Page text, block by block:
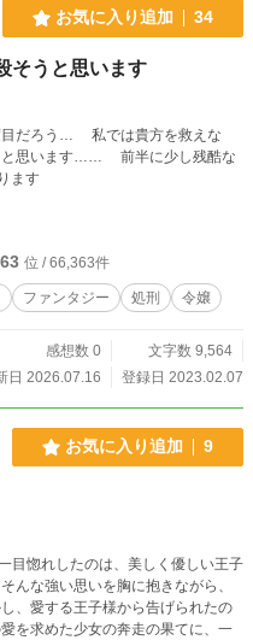
お気に入り追加 34
そうと思います
ます
位 / 66,363件
ファンタジー 処刑 令嬢
感想数 0
文字数 9,564
日 2026.07.16
登録日 2023.02.07
お気に入り追加 9
目惚れしたのは、美しく優しい王子
んな強い思いを胸に抱きながら、
、愛する王子様から告げられたの
を求めた少女の奔走の果てに、一